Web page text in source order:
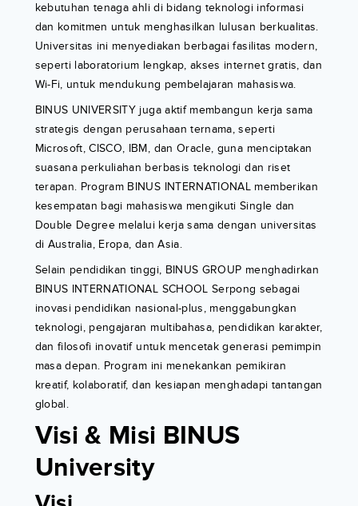
kebutuhan tenaga ahli di bidang teknologi informasi
dan komitmen untuk menghasilkan lulusan berkualitas.
Universitas ini menyediakan berbagai fasilitas modern,
seperti laboratorium lengkap, akses internet gratis, dan
Wi-Fi, untuk mendukung pembelajaran mahasiswa.
BINUS UNIVERSITY juga aktif membangun kerja sama
strategis dengan perusahaan ternama, seperti
Microsoft, CISCO, IBM, dan Oracle, guna menciptakan
suasana perkuliahan berbasis teknologi dan riset
terapan. Program BINUS INTERNATIONAL memberikan
kesempatan bagi mahasiswa mengikuti Single dan
Double Degree melalui kerja sama dengan universitas
di Australia, Eropa, dan Asia.
Selain pendidikan tinggi, BINUS GROUP menghadirkan
BINUS INTERNATIONAL SCHOOL Serpong sebagai
inovasi pendidikan nasional-plus, menggabungkan
teknologi, pengajaran multibahasa, pendidikan karakter,
dan filosofi inovatif untuk mencetak generasi pemimpin
masa depan. Program ini menekankan pemikiran
kreatif, kolaboratif, dan kesiapan menghadapi tantangan
global.
Visi & Misi BINUS
University